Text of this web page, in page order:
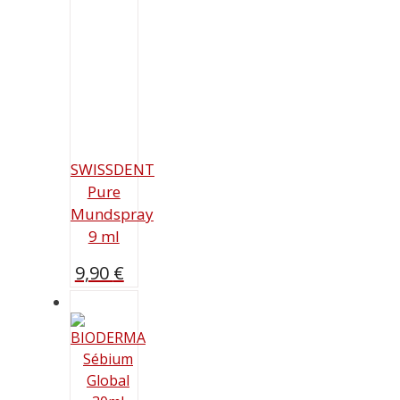
SWISSDENT
Pure
Mundspray
9 ml
9,90 €